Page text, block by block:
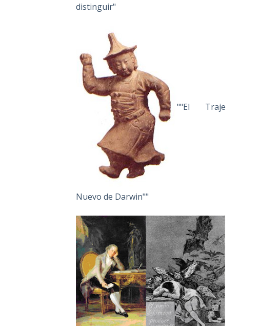
distinguir"
""El Traje
Nuevo de Darwin""